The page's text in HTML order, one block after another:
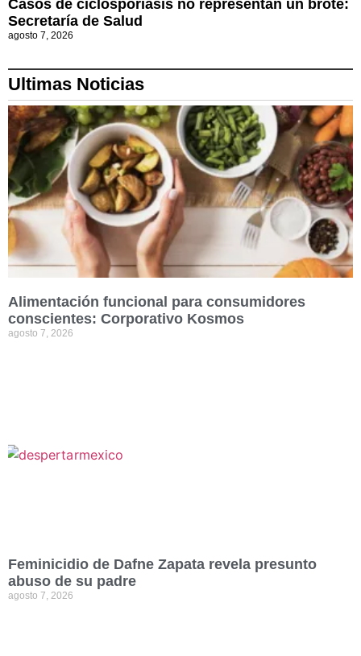
Casos de ciclosporiasis no representan un brote:
Secretaría de Salud
agosto 7, 2026
Ultimas Noticias
Alimentación funcional para consumidores
conscientes: Corporativo Kosmos
agosto 7, 2026
Feminicidio de Dafne Zapata revela presunto
abuso de su padre
agosto 7, 2026